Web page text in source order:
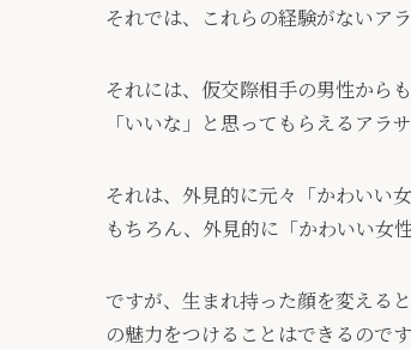
それでは、これらの経験がないア
それには、仮交際相手の男性から
「いいな」と思ってもらえるアラ
それは、外見的に元々「かわいい
もちろん、外見的に「かわいい女
ですが、生まれ持った顔を変える
の魅力をつけることはできるのです